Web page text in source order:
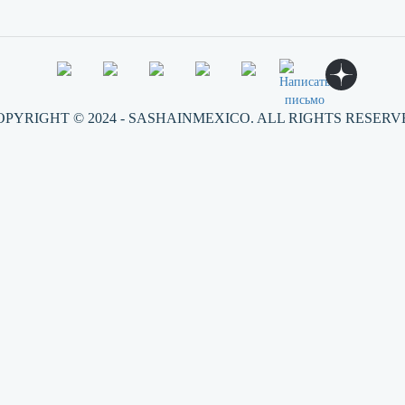
© 2024 - SASHAINMEXICO. ALL RIGHTS